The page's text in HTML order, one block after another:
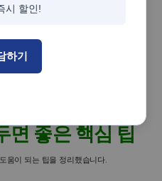
면 좋은 핵심 팁
움이 되는 팁을 정리했습니다.
시 할인!
하기